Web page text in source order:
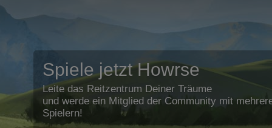
Spiele jetzt Howrse
Leite das Reitzentrum Deiner Träume
und werde ein Mitglied der Community mit
Spielern!